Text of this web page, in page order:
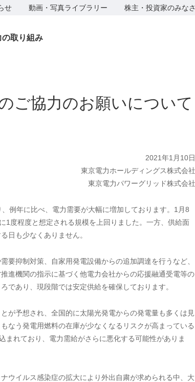
せ 動画・写真ライブラリー 株主・投資家のみな
の取り組み
ご協力のお願いについて
2021年1月10日
東京電力ホールディングス株式会社
東京電力パワーグリッド株式会社
例年に比べ、電力需要が大幅に増加しております。1月8
1度程度と想定される規模を上回りました。一方、供給面
日も少なくありません。
抑制対策、自家用発電設備からの追加調達を行うなど、
進機関の指示に基づく他電力会社からの応援融通受電等の
であり、現段階では安定供給を確保しております。
が予想され、全国的に太陽光発電からの発電量も多くは見
なう発電用燃料の在庫が少なくなるリスクが高まっている
れており、電力需給がさらに悪化する可能性がありま
ウイルス感染症の拡大により外出自粛が求められる中、大